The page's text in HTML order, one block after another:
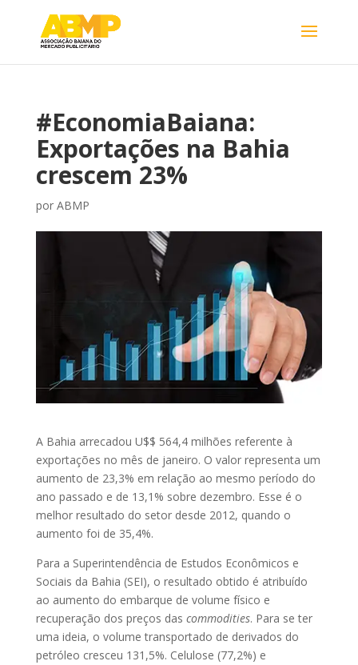
#EconomiaBaiana:
Exportações na Bahia
crescem 23%
por ABMP
A Bahia arrecadou U$$ 564,4 milhões referente à
exportações no mês de janeiro. O valor representa um
aumento de 23,3% em relação ao mesmo período do
ano passado e de 13,1% sobre dezembro. Esse é o
melhor resultado do setor desde 2012, quando o
aumento foi de 35,4%.
Para a Superintendência de Estudos Econômicos e
Sociais da Bahia (SEI), o resultado obtido é atribuído
ao aumento do embarque de volume físico e
recuperação dos preços das commodities. Para se ter
uma ideia, o volume transportado de derivados do
petróleo cresceu 131,5%. Celulose (77,2%) e